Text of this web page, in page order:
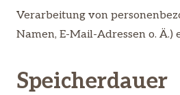
Verarbeitung von
Namen, E-Mail-Adressen o. Ä.)
Speicherdauer